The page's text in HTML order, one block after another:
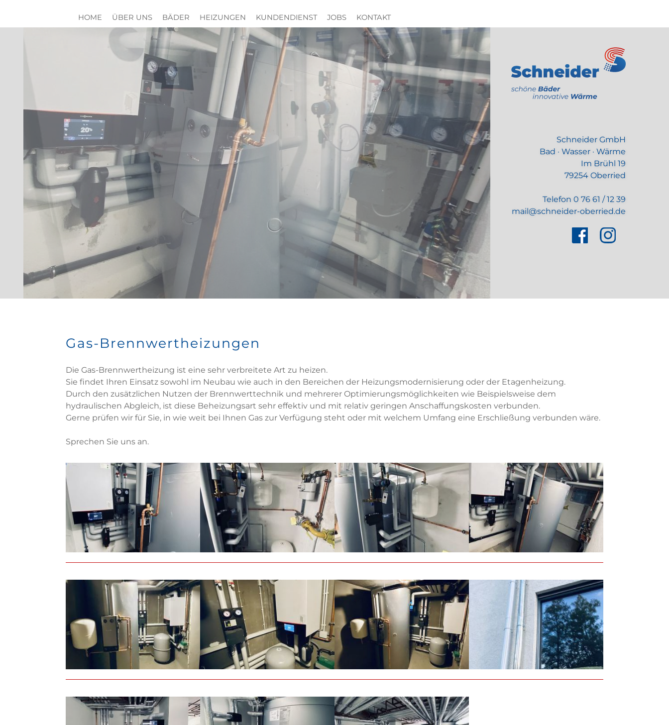
HOME ÜBER UNS BÄDER HEIZUNGEN KUNDENDIENST JOBS KONTAKT
Schneider GmbH
Bad · Wasser · Wärme
Im Brühl 19
79254 Oberried
Telefon 0 76 61 / 12 39
mail@schneider-oberried.de
Gas-Brennwertheizungen
Die Gas-Brennwertheizung ist eine sehr verbreitete Art zu heizen.
Sie findet Ihren Einsatz sowohl im Neubau wie auch in den Bereichen der Heizungsmodernisierung oder der Etagenheizung.
Durch den zusätzlichen Nutzen der Brennwerttechnik und mehrerer Optimierungsmöglichkeiten wie Beispielsweise dem
hydraulischen Abgleich, ist diese Beheizungsart sehr effektiv und mit relativ geringen Anschaffungskosten verbunden.
Gerne prüfen wir für Sie, in wie weit bei Ihnen Gas zur Verfügung steht oder mit welchem Umfang eine Erschließung verbunden wäre.
Sprechen Sie uns an.